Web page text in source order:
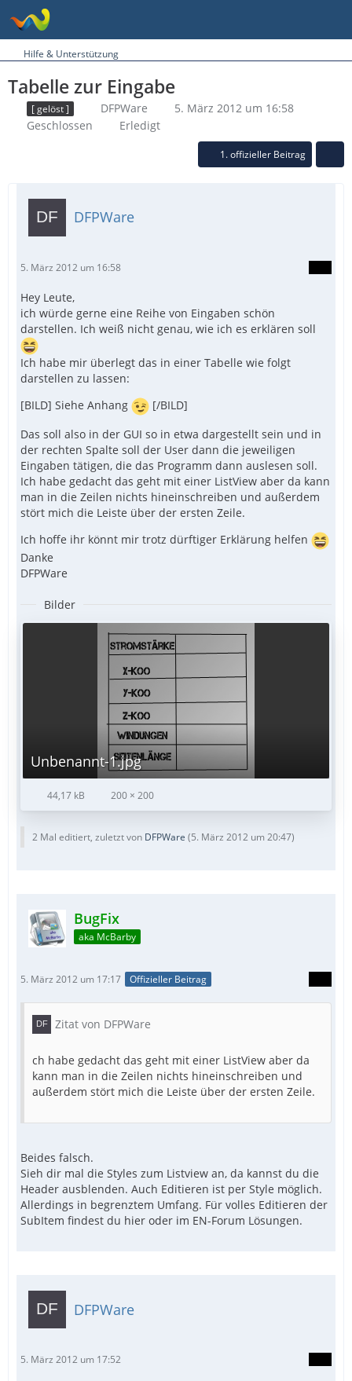
Hilfe & Unterstützung
Tabelle zur Eingabe
[ gelöst ] DFPWare
5. März 2012 um 16:58
Geschlossen
Erledigt
1. offizieller Beitrag
DFPWare
5. März 2012 um 16:58
Hey Leute,
ich würde gerne eine Reihe von Eingaben schön
darstellen. Ich weiß nicht genau, wie ich es erklären soll
Ich habe mir überlegt das in einer Tabelle wie folgt
darstellen zu lassen:
[BILD] Siehe Anhang
[/BILD]
Das soll also in der GUI so in etwa dargestellt sein und in
der rechten Spalte soll der User dann die jeweiligen
Eingaben tätigen, die das Programm dann auslesen soll.
Ich habe gedacht das geht mit einer ListView aber da kann
man in die Zeilen nichts hineinschreiben und außerdem
stört mich die Leiste über der ersten Zeile.
Ich hoffe ihr könnt mir trotz dürftiger Erklärung helfen
Danke
DFPWare
Bilder
Unbenannt-1.jpg
44,17 kB 200 × 200
2 Mal editiert, zuletzt von DFPWare (5. März 2012 um 20:47)
BugFix
aka McBarby
5. März 2012 um 17:17 Offizieller Beitrag
Zitat von DFPWare
ch habe gedacht das geht mit einer ListView aber da
kann man in die Zeilen nichts hineinschreiben und
außerdem stört mich die Leiste über der ersten Zeile.
Beides falsch.
Sieh dir mal die Styles zum Listview an, da kannst du die
Header ausblenden. Auch Editieren ist per Style möglich.
Allerdings in begrenztem Umfang. Für volles Editieren der
SubItem findest du hier oder im EN-Forum Lösungen.
DFPWare
5. März 2012 um 17:52